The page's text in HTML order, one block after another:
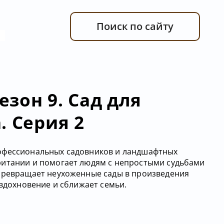
Поиск по сайту
9. Сад для
Серия 2
садовников и ландшафтных
и помогает людям с непростыми судьбами
неухоженные сады в произведения
и сближает семьи.